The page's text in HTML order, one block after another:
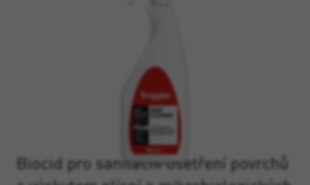
Biocid pro sanitační ošetření povrchů